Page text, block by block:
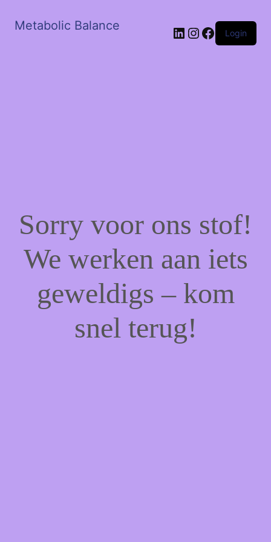
Metabolic Balance LinkedIn
Instagram
Facebook
Login
Sorry voor ons stof!
We werken aan iets
geweldigs – kom
snel terug!